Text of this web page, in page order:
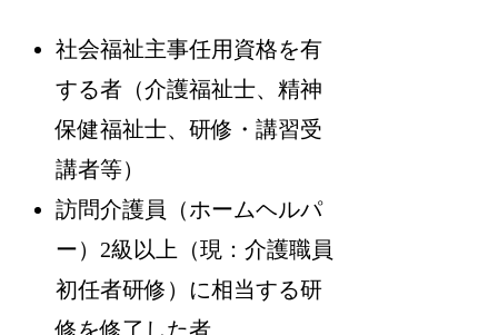
社会福祉主事任用資格を有
する者（介護福祉士、精神
保健福祉士、研修・講習受
講者等）
訪問介護員（ホームヘルパ
ー）2級以上（現：介護職員
初任者研修）に相当する研
修を修了した者